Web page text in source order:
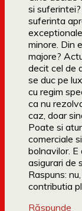
si
suferinta
minore. Din
majore?
decit cel de
se duc pe
cu regim
ca nu
caz, doar
Poate si
comerciale
bolnavilor.
asigurari de
Raspuns:
contributia
Răspunde